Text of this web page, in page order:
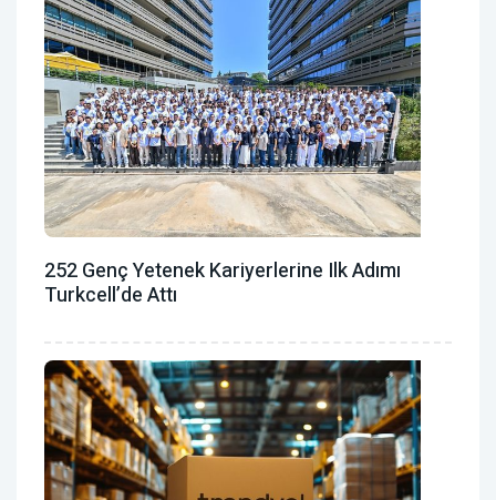
252 Genç Yetenek Kariyerlerine Ilk Adımı
Turkcell’de Attı